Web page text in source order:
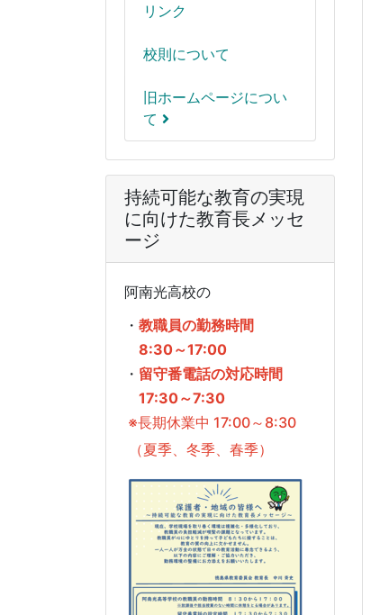
リンク
校則について
旧ホームページについ
て
持続可能な教育の実現
に向けた教育長メッセ
ージ
阿南光高校の
・ 教職員の勤務時間
8:30～17:00
・ 留守番電話の対応時間
17:30～7:30
※長期休業中 17:00～8:30
（夏季、冬季、春季）